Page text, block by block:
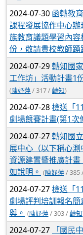
2024-07-30 函轉教
課程發展協作中心
族教育議題學習內
份，敬請貴校教師踴
2024-07-29轉知國
工作坊」活動計畫1
(陳妤萍/ 317 /轉知)
2024-07-28檢送「
劇場競賽計畫(第1次
2024-07-27轉知國
展中心（以下稱心
資源建置暨推廣計
如說明。 (陳妤萍/ 385
2024-07-27檢送「
劇場評判培訓報名
與。 (陳妤萍/ 303 /轉知
2024-07-27
「國民